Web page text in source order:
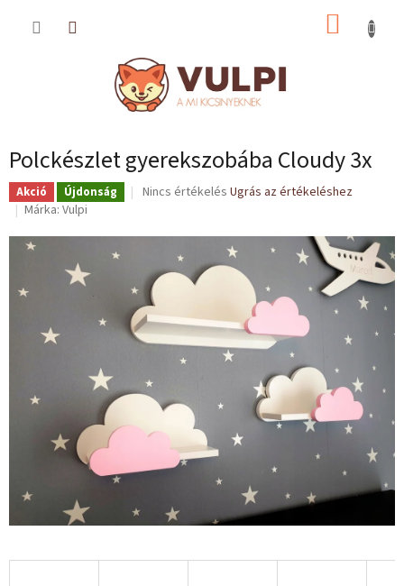
KOSÁR
Polckészlet gyerekszobába Cloudy 3x
Akció Újdonság
A
értékelése
ből
0,0
csillag.
Nincs értékelés Ugrás az értékeléshez
Márka: Vulpi